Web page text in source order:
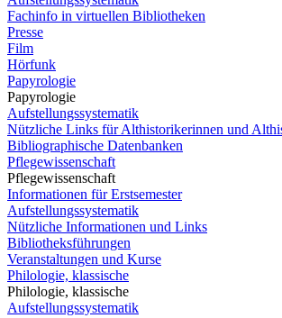
Fachinfo in virtuellen Bibliotheken
Presse
Film
Hörfunk
Papyrologie
Papyrologie
Aufstellungssystematik
Nützliche Links für Althistorikerinnen und
Bibliographische Datenbanken
Pflegewissenschaft
Pflegewissenschaft
Informationen für Erstsemester
Aufstellungssystematik
Nützliche Informationen und Links
Bibliotheksführungen
Veranstaltungen und Kurse
Philologie, klassische
Philologie, klassische
Aufstellungssystematik